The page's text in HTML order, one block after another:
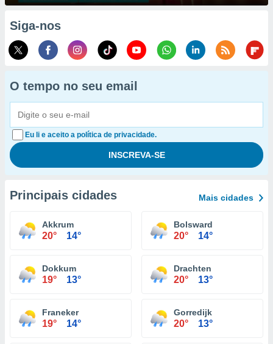
Siga-nos
O tempo no seu email
Eu li e aceito a política de privacidade.
Principais cidades Mais cidades
Akkrum
20° 14°
Bolsward
20° 14°
Dokkum
19° 13°
Drachten
20° 13°
Franeker
19° 14°
Gorredijk
20° 13°